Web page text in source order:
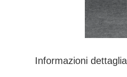
Informazioni